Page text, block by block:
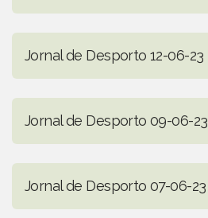
Jornal de Desporto 12-06-23
Jornal de Desporto 09-06-23
Jornal de Desporto 07-06-23